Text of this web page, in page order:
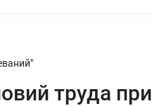
труда при